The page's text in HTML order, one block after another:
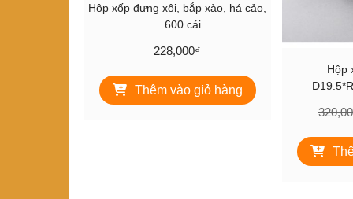
Hộp xốp đựng xôi, bắp xào, há cảo,
…600 cái
228,000₫
Thêm vào giỏ hàng
Hộp